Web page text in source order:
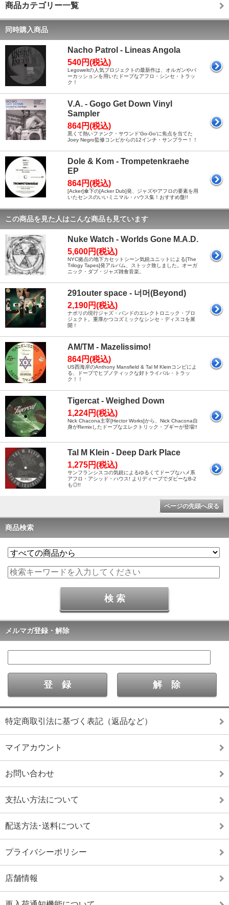
商品カテゴリー一覧
同時購入商品
Nacho Patrol - Lineas Angola
540円(税込)
Legoweltの人気プロジェクトの最新作は、オルガンやパ
ーカッションを用いたドープなアフロ・シンセ・トラッ
ク！
V.A. - Gogo Get Down Vinyl
Sampler
864円(税込)
黒くて熱いファンク・サウンド'Go-Go'に焦点を当てた
Joey Negro監修コンピからの12インチ・サンプラー！！
Dole & Kom - Trompetenkraehe
EP
864円(税込)
[Acker]傘下の[Acker Dub]発、ジャズやアフロの要素を用
いたセンスのいいミニマル・ハウス集！おすすめ盤!!
この商品を見た人はこんな商品も見ています
Nuke Watch - Worlds Gone M.A.D.
5,600円(税込)
NYC拠点の地下カセットシーン気鋭ユニットによる[The
Trilogy Tapes]発アルバム、ストック致しました。オーガ
ニック・ダブ・ジャズ雑食音楽。
291outer space - 너머(Beyond)
2,190円(税込)
ナポリの現行ジャズ・バンドのエレクトロニック・プロ
ジェクト。重厚かつコズミックなシンセ・ディスコを展
開！
AM/TM - Mazelissimo!
864円(税込)
US西海岸のAnthony Mansfield & Tal M Kleinコンビによ
る、ドープでヒプノティックな好トライバル・トラッ
ク！！
Tigercat - Weighed Down
1,224円(税込)
Nick Chacona主宰[Hector Works]から、Nick Chacona自
身がRemixしたドープなエレクトリック・ブギーが登場!!
Tal M Klein - Deep Dark Place
1,275円(税込)
サンフランシスコの気鋭によるゆるくてドープなハメ系
アフロ・アシッド・ハウス! よりディープでダビーなB-2
も◎!!
ページの先頭へ戻る
商品検索
メルマガ登録・解除
特定商取引法に基づく表記（返品など）
マイアカウント
お問い合わせ
支払い方法について
配送方法･送料について
プライバシーポリシー
店舗情報